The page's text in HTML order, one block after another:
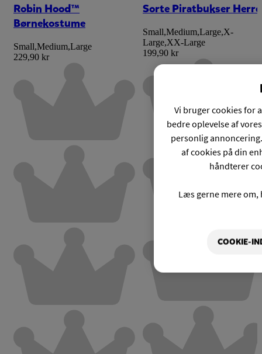
Robin Hood™
Børnekostume
Small,Medium,Large
229,90 kr
Sorte Piratbukser Herre
Small,Medium,Large,X-
Large,XX-Large
199,90 kr
Vi bruger cookies for
bedre oplevelse af
personlig
af cookies på din
håndterer
Læs gerne mere
COOKIE-